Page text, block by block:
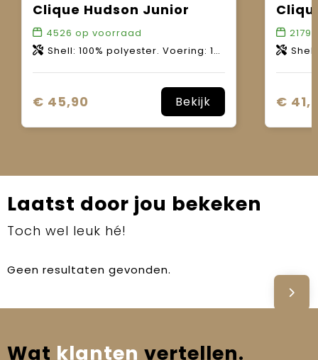
Clique Hudson Junior
4526 op voorraad
Shell: 100% polyester. Voering: 100% polyester. Wattering: 100% polyester.
€ 45,90 Bekijk
2179
Shell 1: 100%
€
Laatst door jou bekeken
Toch wel leuk hé!
Geen resultaten gevonden.
Wat klanten vertellen.